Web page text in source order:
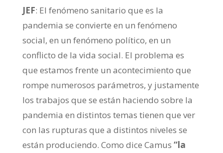
JEF: El fenómeno sanitario que es la
pandemia se convierte en un fenómeno
social, en un fenómeno político, en un
conflicto de la vida social. El problema es
que estamos frente un acontecimiento que
rompe numerosos parámetros, y justamente
los trabajos que se están haciendo sobre la
pandemia en distintos temas tienen que ver
con las rupturas que a distintos niveles se
están produciendo. Como dice Camus “la